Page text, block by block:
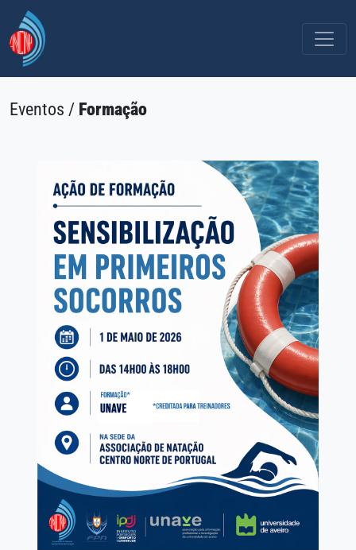
Eventos / Formação